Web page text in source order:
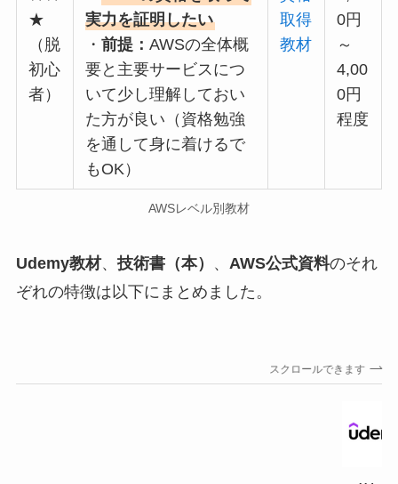
★
（脱
初心
者）
実力を証明したい
・前提：AWSの全体概
要と主要サービスにつ
いて少し理解しておい
た方が良い（資格勉強
を通して身に着けるで
もOK）
取得
教材
0円
～
4,00
0円
程度
AWSレベル別教材
Udemy教材、 技術書（本） 、 AWS公式資料のそれ
ぞれの特徴は以下にまとめました。
スクロールできます